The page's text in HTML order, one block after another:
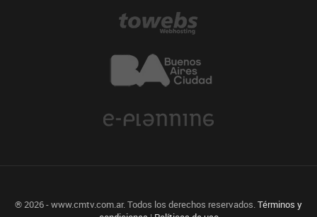
® 2026 - www.cmtv.com.ar. Todos los derechos reservados.Términos y